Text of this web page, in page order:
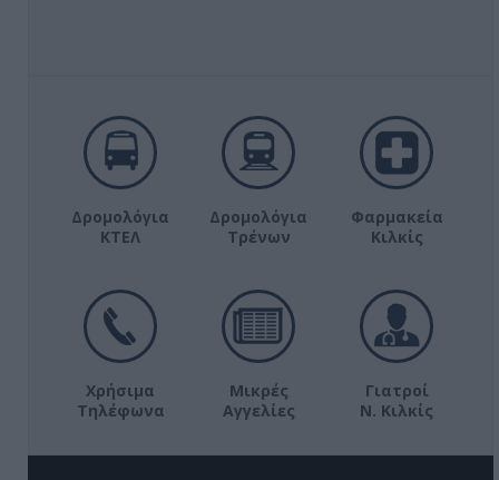
Δρομολόγια
ΚΤΕΛ
Δρομολόγια
Τρένων
Φαρμακεία
Κιλκίς
Χρήσιμα
Τηλέφωνα
Μικρές
Αγγελίες
Γιατροί
Ν. Κιλκίς